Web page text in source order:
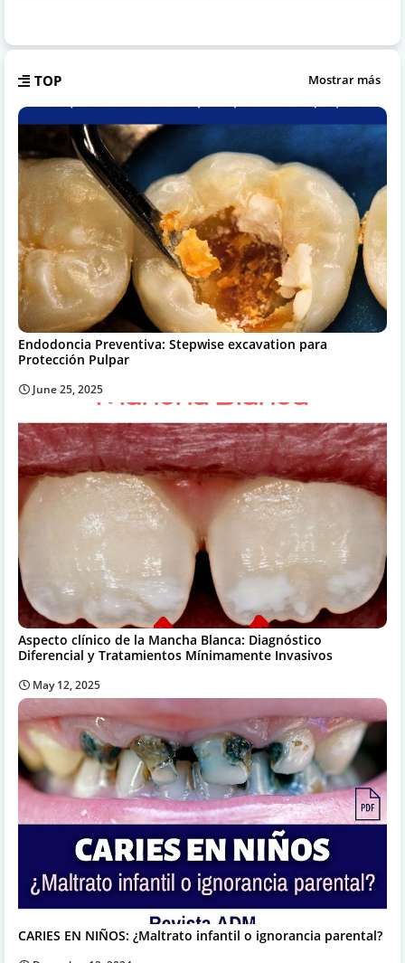
TOP Mostrar más
Endodoncia Preventiva: Stepwise excavation para
Protección Pulpar
June 25, 2025
Aspecto clínico de la Mancha Blanca: Diagnóstico
Diferencial y Tratamientos Mínimamente Invasivos
May 12, 2025
CARIES EN NIÑOS: ¿Maltrato infantil o ignorancia parental?